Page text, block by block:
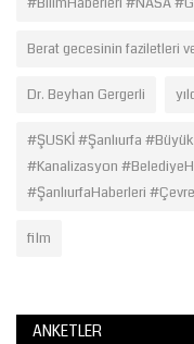
Berat gecesinin faziletleri
Dr. Beyhan Gergerli
#ŞUSKİ #Şanlıurfa
#Kanalizasyon
#ŞanlıurfaHaberleri
film
ANKETLER